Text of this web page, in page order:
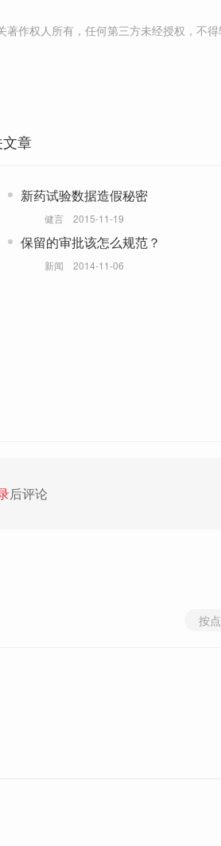
作权人所有，任何第三方未经授权，不
章
新药试验数据造假秘密
健言 2015-11-19
保留的审批该怎么规范？
新闻 2014-11-06
后评论
按